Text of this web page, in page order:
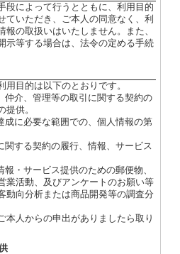
段によって行うとともに、利用目的
ていただき、ご本人の同意なく、利
の取扱いはいたしません。また、
示等する場合は、法令の定める手続
目的は以下のとおりです。
仲介、管理等の取引に関する契約の
供。
成に必要な範囲での、個人情報の第
関する契約の履行、情報、サービス
報・サービス提供のための郵便物、
業活動、及びアンケートのお願い等
動向分析または商品開発等の調査分
本人からの申出がありましたら取り